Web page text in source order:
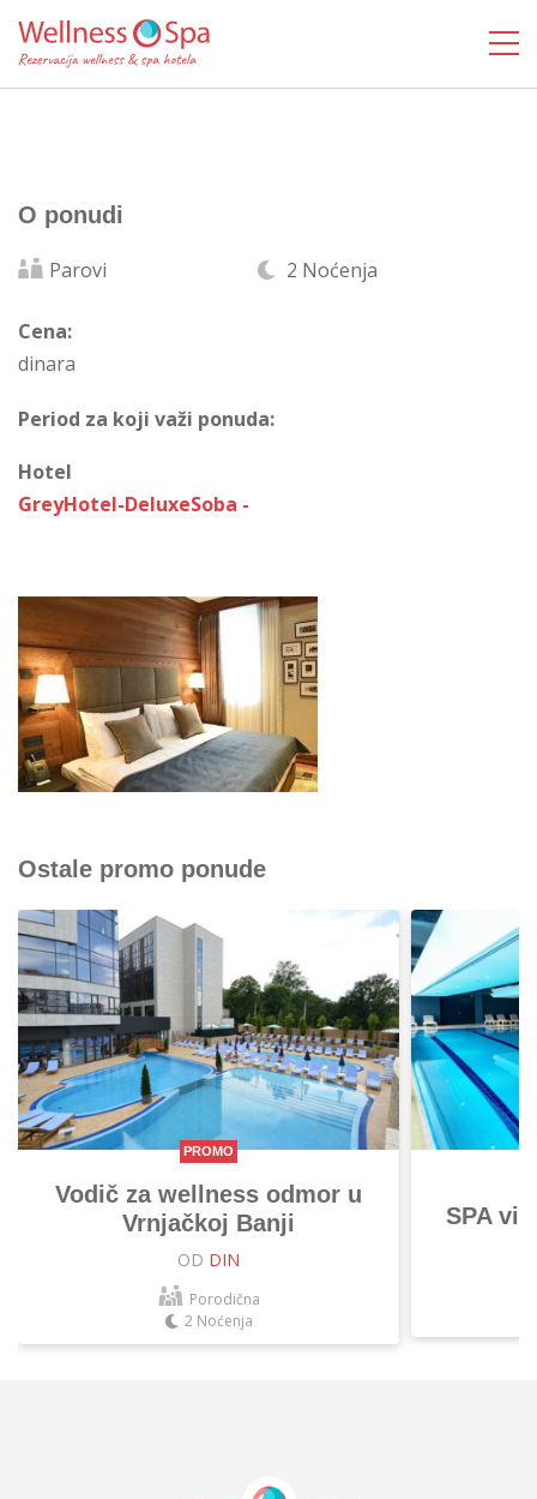
O ponudi
Parovi 2 Noćenja
Cena:
dinara
Period za koji važi ponuda:
Hotel
GreyHotel-DeluxeSoba -
Ostale promo ponude
PROMO
Vodič za wellness odmor u
Vrnjačkoj Banji
OD DIN
Porodična
2 Noćenja
SPA